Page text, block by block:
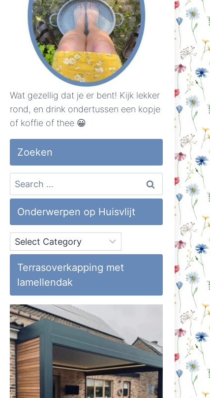
Wat gezellig dat je er bent! Kijk lekker
rond, en drink ondertussen een kopje
of koffie of thee 😀
Zoeken
Search
for:
Onderwerpen op Huisvlijt
Onderwerpen
op
Huisvlijt
Terrasoverkapping met
lamellendak